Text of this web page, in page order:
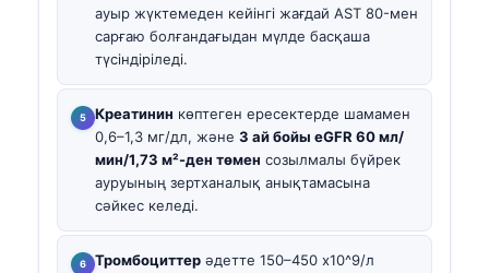
ауыр жүктемеден кейінгі жағдай AST 80-мен
сарғаю болғандағыдан мүлде басқаша
түсіндіріледі.
Креатинин көптеген ересектерде шамамен
0,6–1,3 мг/дл, және 3 ай бойы eGFR 60 мл/
мин/1,73 м²-ден төмен созылмалы бүйрек
ауруының зертханалық анықтамасына
сәйкес келеді.
Тромбоциттер әдетте 150–450 x10^9/л